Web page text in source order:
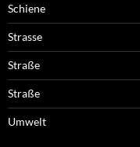
Schiene
Strasse
Straße
Straße
Umwelt